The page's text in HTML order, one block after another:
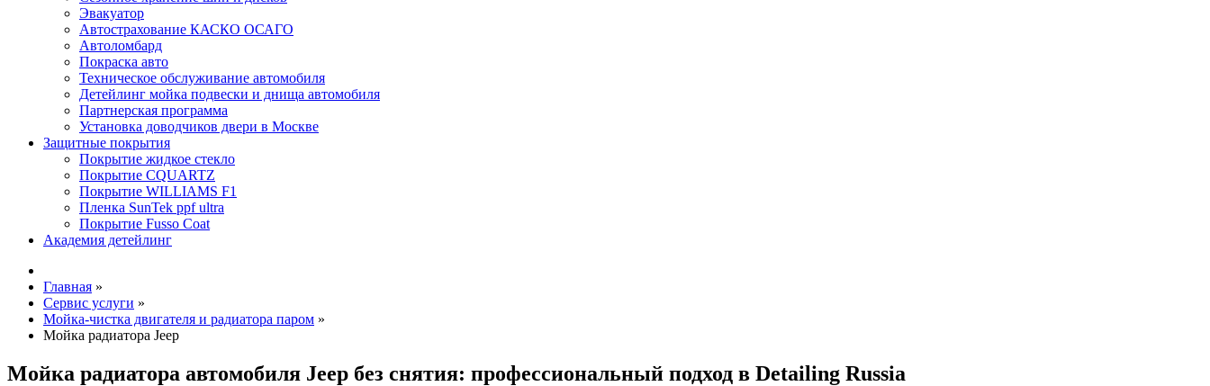
Эвакуатор
Автострахование КАСКО ОСАГО
Автоломбард
Покраска авто
Техническое обслуживание автомобиля
Детейлинг мойка подвески и днища автомобиля
Партнерская программа
Установка доводчиков двери в Москве
Защитные покрытия
Покрытие жидкое стекло
Покрытие CQUARTZ
Покрытие WILLIAMS F1
Пленка SunTek ppf ultra
Покрытие Fusso Coat
Академия детейлинг
Главная »
Сервис услуги »
Мойка-чистка двигателя и радиатора паром »
Мойка радиатора Jeep
Мойка радиатора автомобиля Jeep без снятия: профессиональный подход в Detailing Russia